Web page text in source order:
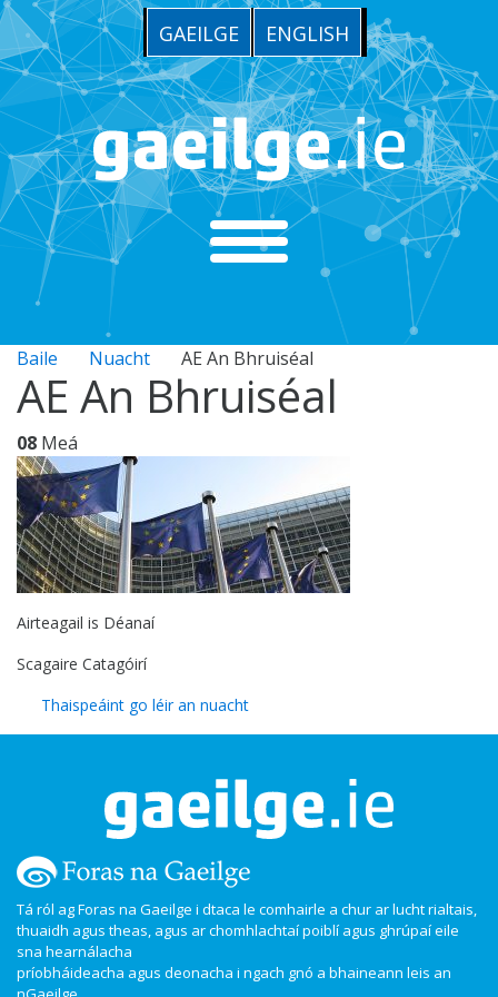
GAEILGE ENGLISH
Baile Nuacht AE An Bhruiséal
AE An Bhruiséal
08 Meá
Airteagail is Déanaí
Scagaire Catagóirí
Thaispeáint go léir an nuacht
Tá ról ag Foras na Gaeilge i dtaca le comhairle a chur ar lucht rialtais,
thuaidh agus theas, agus ar chomhlachtaí poiblí agus ghrúpaí eile
sna hearnálacha
príobháideacha agus deonacha i ngach gnó a bhaineann leis an